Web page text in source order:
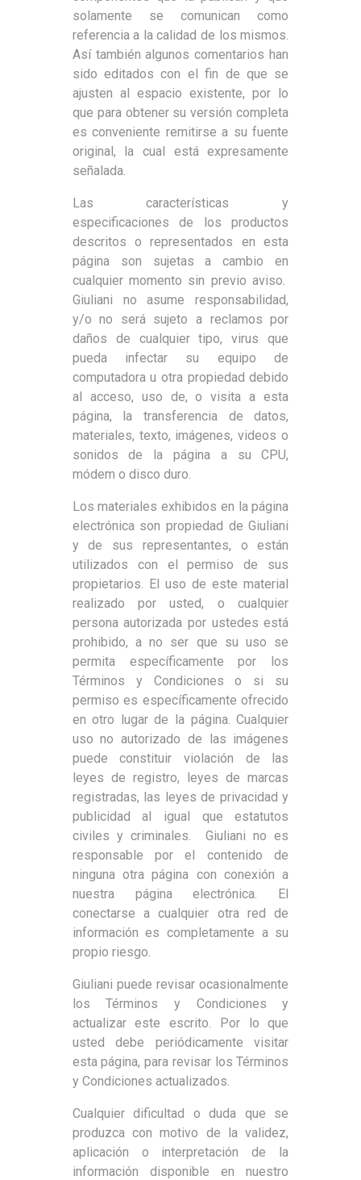
solamente se comunican como
referencia a la calidad de los mismos.
Así también algunos comentarios han
sido editados con el fin de que se
ajusten al espacio existente, por lo
que para obtener su versión completa
es conveniente remitirse a su fuente
original, la cual está expresamente
señalada.
Las características y
especificaciones de los productos
descritos o representados en esta
página son sujetas a cambio en
cualquier momento sin previo aviso.
Giuliani no asume responsabilidad,
y/o no será sujeto a reclamos por
daños de cualquier tipo, virus que
pueda infectar su equipo de
computadora u otra propiedad debido
al acceso, uso de, o visita a esta
página, la transferencia de datos,
materiales, texto, imágenes, videos o
sonidos de la página a su CPU,
módem o disco duro.
Los materiales exhibidos en la página
electrónica son propiedad de Giuliani
y de sus representantes, o están
utilizados con el permiso de sus
propietarios. El uso de este material
realizado por usted, o cualquier
persona autorizada por ustedes está
prohibido, a no ser que su uso se
permita específicamente por los
Términos y Condiciones o si su
permiso es específicamente ofrecido
en otro lugar de la página. Cualquier
uso no autorizado de las imágenes
puede constituir violación de las
leyes de registro, leyes de marcas
registradas, las leyes de privacidad y
publicidad al igual que estatutos
civiles y criminales. Giuliani no es
responsable por el contenido de
ninguna otra página con conexión a
nuestra página electrónica. El
conectarse a cualquier otra red de
información es completamente a su
propio riesgo.
Giuliani puede revisar ocasionalmente
los Términos y Condiciones y
actualizar este escrito. Por lo que
usted debe periódicamente visitar
esta página, para revisar los Términos
y Condiciones actualizados.
Cualquier dificultad o duda que se
produzca con motivo de la validez,
aplicación o interpretación de la
información disponible en nuestro